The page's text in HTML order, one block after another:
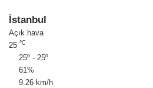
İstanbul
Açık hava
25 ℃
25º - 25º
61%
9.26 km/h